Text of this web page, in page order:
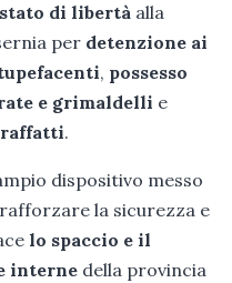
di libertà alla
per detenzione ai
, possesso
e grimaldelli e
.
dispositivo messo
la sicurezza e
lo spaccio e il
interne della provincia